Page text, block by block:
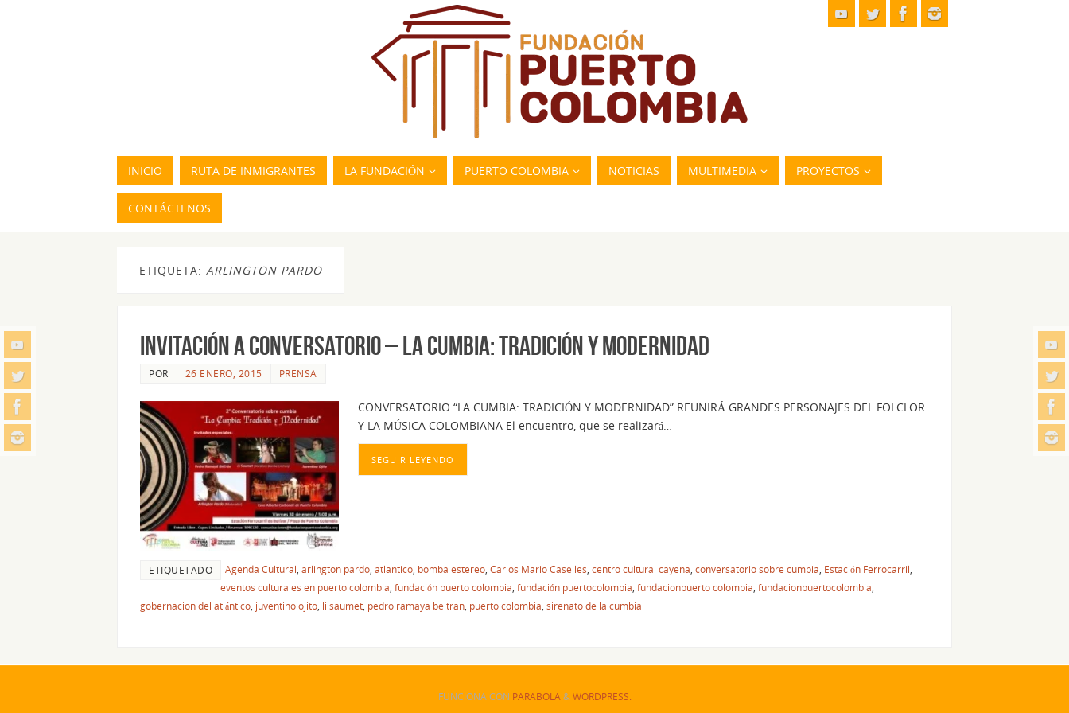
INICIO RUTA DE INMIGRANTES LA FUNDACIÓN PUERTO COLOMBIA NOTICIAS MULTIMEDIA PROYECTOS
CONTÁCTENOS
ETIQUETA: ARLINGTON PARDO
INVITACIÓN A CONVERSATORIO – LA CUMBIA: TRADICIÓN Y MODERNIDAD
POR 26 ENERO, 2015 PRENSA
CONVERSATORIO “LA CUMBIA: TRADICIÓN Y MODERNIDAD” REUNIRÁ GRANDES PERSONAJES DEL FOLCLOR
Y LA MÚSICA COLOMBIANA El encuentro, que se realizará…
SEGUIR LEYENDO
ETIQUETADO Agenda Cultural, arlington pardo, atlantico, bomba estereo, Carlos Mario Caselles, centro cultural cayena, conversatorio sobre cumbia, Estación Ferrocarril,
eventos culturales en puerto colombia, fundación puerto colombia, fundación puertocolombia, fundacionpuerto colombia, fundacionpuertocolombia,
gobernacion del atlántico, juventino ojito, li saumet, pedro ramaya beltran, puerto colombia, sirenato de la cumbia
FUNCIONA CON PARABOLA&WORDPRESS.